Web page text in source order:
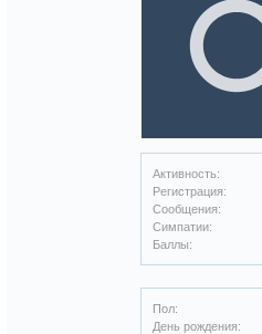
Активность:
Регистрация:
Сообщения:
Симпатии:
Баллы:
Пол:
День рождения: